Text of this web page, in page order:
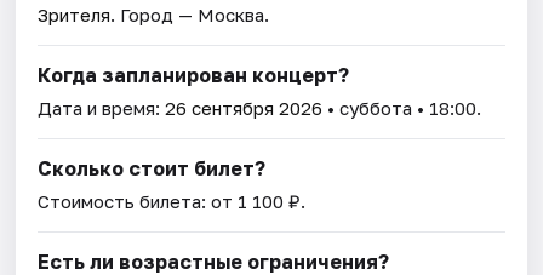
Зрителя. Город — Москва.
Когда запланирован концерт?
Дата и время:26 сентября 2026 • суббота • 18:00.
Сколько стоит билет?
Стоимость билета: от 1 100 ₽.
Есть ли возрастные ограничения?